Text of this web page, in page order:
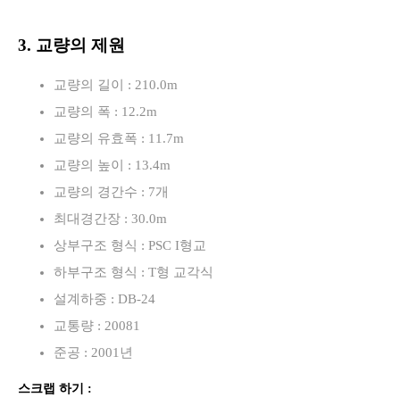
3. 교량의 제원
교량의 길이 : 210.0m
교량의 폭 : 12.2m
교량의 유효폭 : 11.7m
교량의 높이 : 13.4m
교량의 경간수 : 7개
최대경간장 : 30.0m
상부구조 형식 : PSC I형교
하부구조 형식 : T형 교각식
설계하중 : DB-24
교통량 : 20081
준공 : 2001년
스크랩 하기 :